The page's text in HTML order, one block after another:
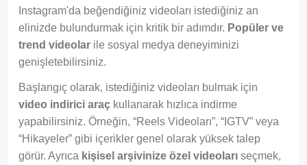
Instagram'da beğendiğiniz videoları istediğiniz an
elinizde bulundurmak için kritik bir adımdır. Popüler ve
trend videolar ile sosyal medya deneyiminizi
genişletebilirsiniz.
Başlangıç olarak, istediğiniz videoları bulmak için
video indirici araç kullanarak hızlıca indirme
yapabilirsiniz. Örneğin, “Reels Videoları”, “IGTV” veya
“Hikayeler” gibi içerikler genel olarak yüksek talep
görür. Ayrıca kişisel arşivinize özel videoları seçmek,